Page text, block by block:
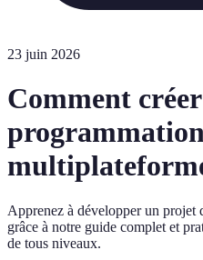
23 juin 2026
Comment
Apprenez à développer un
grâce à notre guide complet et
de tous niveaux.